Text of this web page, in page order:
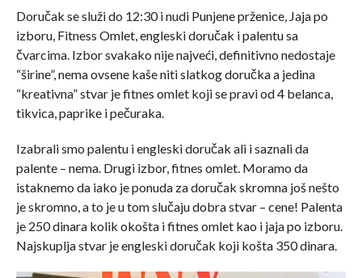
Doručak se služi do 12:30 i nudi Punjene prženice, Jaja po
izboru, Fitness Omlet, engleski doručak i palentu sa
čvarcima. Izbor svakako nije najveći, definitivno nedostaje
“širine”, nema ovsene kaše niti slatkog doručka a jedina
“kreativna” stvar je fitnes omlet koji se pravi od 4 belanca,
tikvica, paprike i pečuraka.
Izabrali smo palentu i engleski doručak ali i saznali da
palente – nema. Drugi izbor, fitnes omlet. Moramo da
istaknemo da iako je ponuda za doručak skromna još nešto
je skromno, a to je u tom slučaju dobra stvar – cene! Palenta
je 250 dinara kolik okošta i fitnes omlet kao i jaja po izboru.
Najskuplja stvar je engleski doručak koji košta 350 dinara.